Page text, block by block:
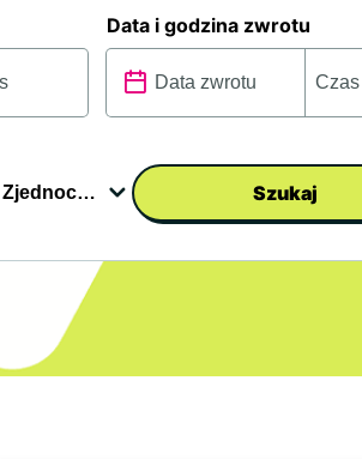
Data i godzina zwrotu
Szukaj